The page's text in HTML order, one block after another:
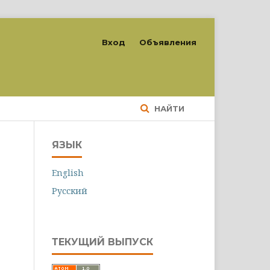
НАЙТИ
Вход Объявления
ЯЗЫК
English
Русский
ТЕКУЩИЙ ВЫПУСК